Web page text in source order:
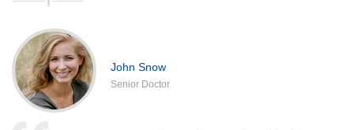
John Snow
Senior Doctor